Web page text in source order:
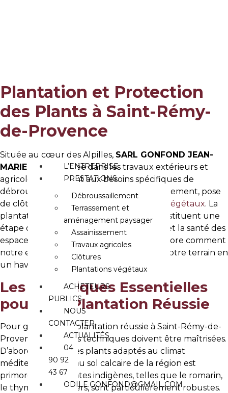
L’ENTREPRISE
PRESTATIONS
Débroussaillement
Terrassement et
aménagement paysager
Assainissement
Travaux agricoles
Clôtures
Plantations végétaux
ACHETEURS
PUBLICS
NOUS
CONTACTER
ACTUALITÉS
04
90 92
43 67
ODILE.GONFOND@GMAIL.COM
Plantation et Protection
des Plants à Saint-Rémy-
de-Provence
Située au cœur des Alpilles, SARL GONFOND JEAN-
MARIE est spécialisée dans les travaux extérieurs et
agricoles, répondant aux besoins spécifiques de
débroussaillement, terrassement, assainissement, pose
de clôtures et, surtout, de
plantation de végétaux. La
plantation et la protection des plants constituent une
étape cruciale pour garantir la longévité et la santé des
espaces verts de la région. Cet article explore comment
notre expertise locale peut transformer votre terrain en
un havre de verdure durable et résilient.
Les Techniques Essentielles
pour une Plantation Réussie
Pour garantir une plantation réussie à Saint-Rémy-de-
Provence, plusieurs techniques doivent être maîtrisées.
D’abord, le choix des plants adaptés au climat
méditerranéen et au sol calcaire de la région est
primordial. Les plantes indigènes, telles que le romarin,
le thym ou les oliviers, sont particulièrement robustes.